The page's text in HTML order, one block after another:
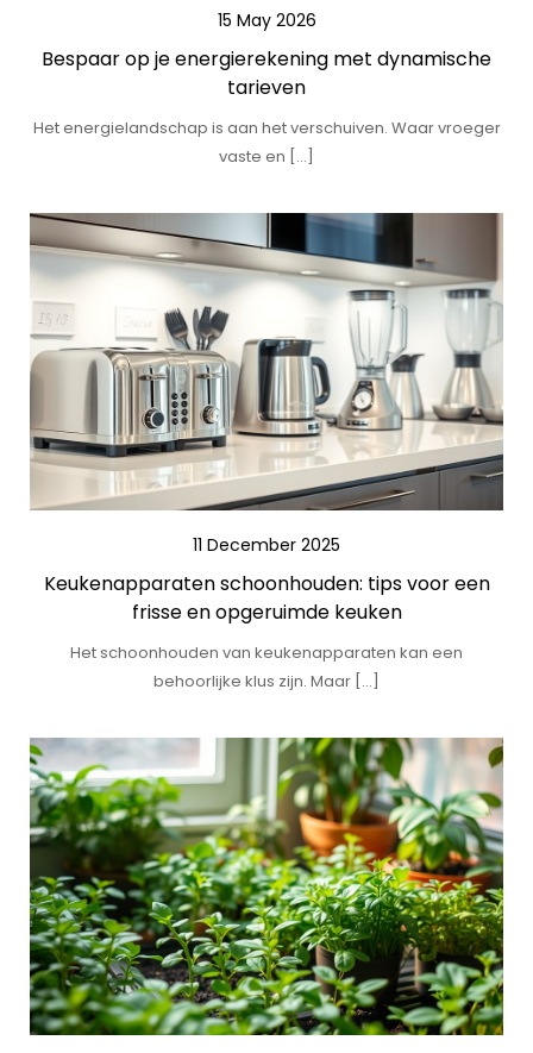
15 May 2026
Bespaar op je energierekening met dynamische
tarieven
Het energielandschap is aan het verschuiven. Waar vroeger
vaste en […]
11 December 2025
Keukenapparaten schoonhouden: tips voor een
frisse en opgeruimde keuken
Het schoonhouden van keukenapparaten kan een
behoorlijke klus zijn. Maar […]